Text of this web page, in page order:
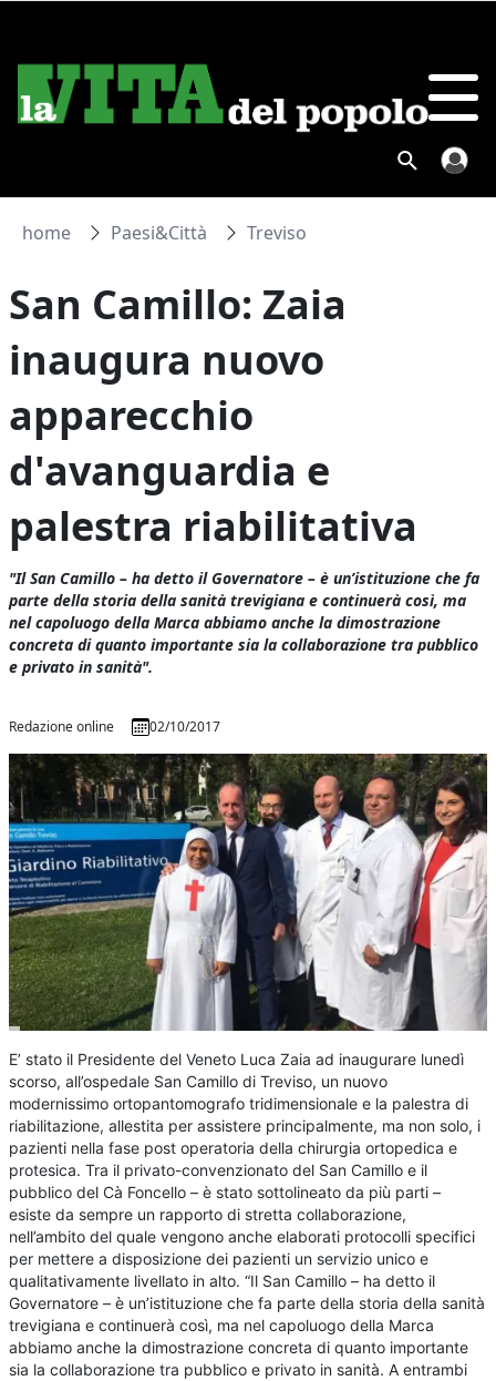
home Paesi&Città Treviso
San Camillo: Zaia
inaugura nuovo
apparecchio
d'avanguardia e
palestra riabilitativa
"Il San Camillo – ha detto il Governatore – è un’istituzione che fa
parte della storia della sanità trevigiana e continuerà così, ma
nel capoluogo della Marca abbiamo anche la dimostrazione
concreta di quanto importante sia la collaborazione tra pubblico
e privato in sanità".
Redazione online 02/10/2017
E’ stato il Presidente del Veneto Luca Zaia ad inaugurare lunedì
scorso, all’ospedale San Camillo di Treviso, un nuovo
modernissimo ortopantomografo tridimensionale e la palestra di
riabilitazione, allestita per assistere principalmente, ma non solo, i
pazienti nella fase post operatoria della chirurgia ortopedica e
protesica. Tra il privato-convenzionato del San Camillo e il
pubblico del Cà Foncello – è stato sottolineato da più parti –
esiste da sempre un rapporto di stretta collaborazione,
nell’ambito del quale vengono anche elaborati protocolli specifici
per mettere a disposizione dei pazienti un servizio unico e
qualitativamente livellato in alto. “Il San Camillo – ha detto il
Governatore – è un’istituzione che fa parte della storia della sanità
trevigiana e continuerà così, ma nel capoluogo della Marca
abbiamo anche la dimostrazione concreta di quanto importante
sia la collaborazione tra pubblico e privato in sanità. A entrambi